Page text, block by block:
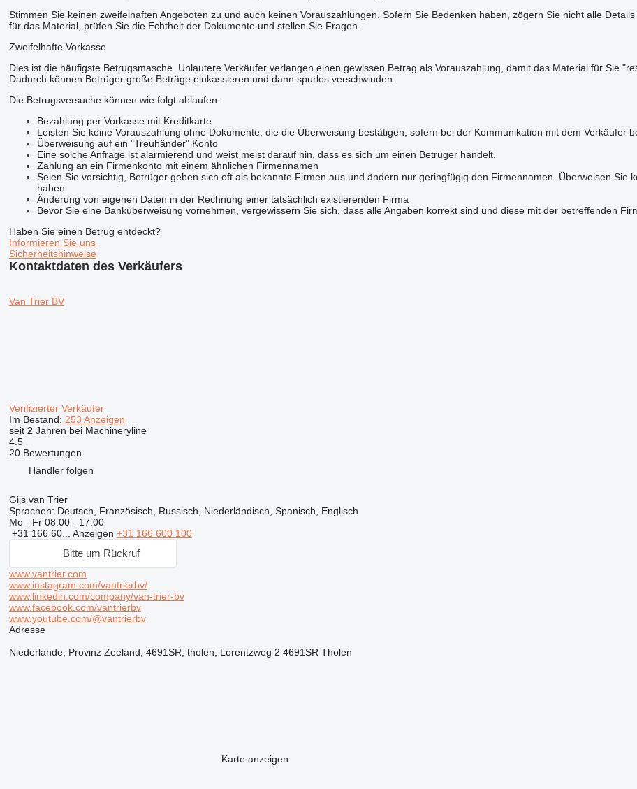
Stimmen Sie keinen zweifelhaften Angeboten zu und auch keinen Vorauszahlungen. Sofern Sie Bedenken haben, zögern Sie nicht alle
für das Material, prüfen Sie die Echtheit der Dokumente und stellen Sie Fragen.
Zweifelhafte Vorkasse
Dies ist die häufigste Betrugsmasche. Unlautere Verkäufer verlangen einen gewissen Betrag als Vorauszahlung, damit das Material für Sie
Dadurch können Betrüger große Beträge einkassieren und dann spurlos verschwinden.
Die Betrugsversuche können wie folgt ablaufen:
Bezahlung per Vorkasse mit Kreditkarte
Leisten Sie keine Vorauszahlung ohne Dokumente, die die Überweisung bestätigen, sofern bei der Kommunikation mit dem Verkäufer
Überweisung auf ein "Treuhänder" Konto
Eine solche Anfrage ist alarmierend und weist meist darauf hin, dass es sich um einen Betrüger handelt.
Zahlung an ein Firmenkonto mit einem ähnlichen Firmennamen
Seien Sie vorsichtig, Betrüger geben sich oft als bekannte Firmen aus und ändern nur geringfügig den Firmennamen. Überweisen Sie
haben.
Änderung von eigenen Daten in der Rechnung einer tatsächlich existierenden Firma
Bevor Sie eine Banküberweisung vornehmen, vergewissern Sie sich, dass alle Angaben korrekt sind und diese mit der betreffenden
Haben Sie einen Betrug entdeckt?
Informieren Sie uns
Sicherheitshinweise
Kontaktdaten des Verkäufers
Van Trier BV
Verifizierter Verkäufer
Im Bestand: 253 Anzeigen
seit 2Jahren bei Machineryline
4.5
20 Bewertungen
Händler folgen
Gijs van Trier
Sprachen: Deutsch, Französisch, Russisch, Niederländisch, Spanisch, Englisch
Mo - Fr 08:00 - 17:00
+31 166 60... Anzeigen +31 166 600 100
Bitte um Rückruf
www.vantrier.com
www.instagram.com/vantrierbv/
www.linkedin.com/company/van-trier-bv
www.facebook.com/vantrierbv
www.youtube.com/@vantrierbv
Adresse
Niederlande, Provinz Zeeland, 4691SR, tholen, Lorentzweg 2 4691SR Tholen
Karte anzeigen